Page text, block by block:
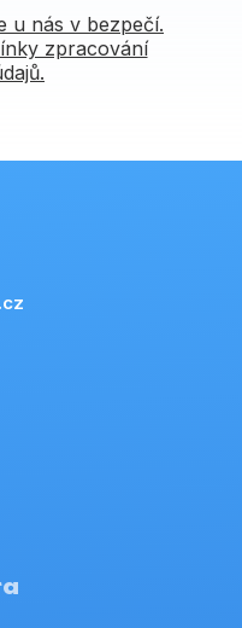
u nás v bezpečí.
zpracování